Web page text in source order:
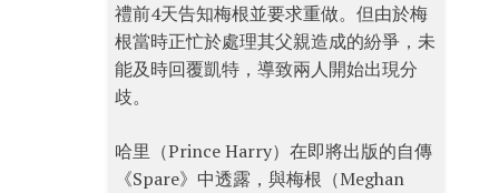
禮前4天告知梅根並要求重做。但由於梅
根當時正忙於處理其父親造成的紛爭，未
能及時回覆凱特，導致兩人開始出現分
歧。
哈里（Prince Harry）在即將出版的自傳
《Spare》中透露，與梅根（Meghan